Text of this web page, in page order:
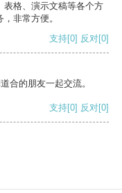
表格、演示文稿等各个方
非常方便。
支持[0] 反对[0]
合的朋友一起交流。
支持[0] 反对[0]